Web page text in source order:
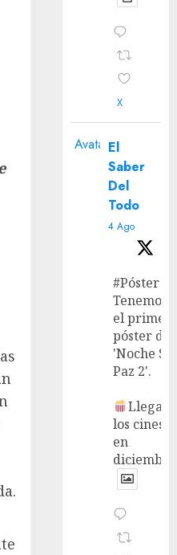
X
Avatar El
Saber
Del
Todo
4 Ago
#Póster
Tenemos
el primer
póster de
'Noche
Paz 2'.
Llega a
los cines
en